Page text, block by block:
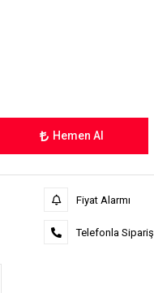
Hemen Al
Fiyat Alarmı
Telefonla Sipariş